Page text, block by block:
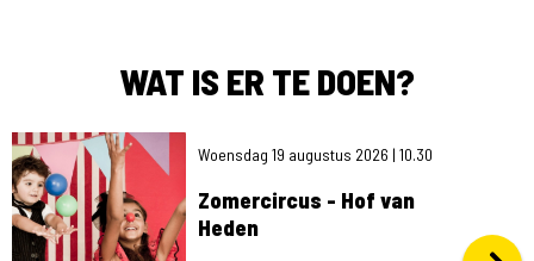
WAT IS ER TE DOEN?
2026 | 10.30 Woensdag 19 augustus 2026 | 10.30
Zomercircus - Hof van
Heden